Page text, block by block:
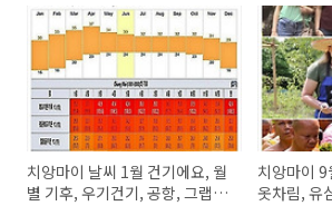
치앙마이 날씨 1월 건기에요, 월
별 기후, 우기건기, 공항, 그랩,
치앙마이
옷차림, 유